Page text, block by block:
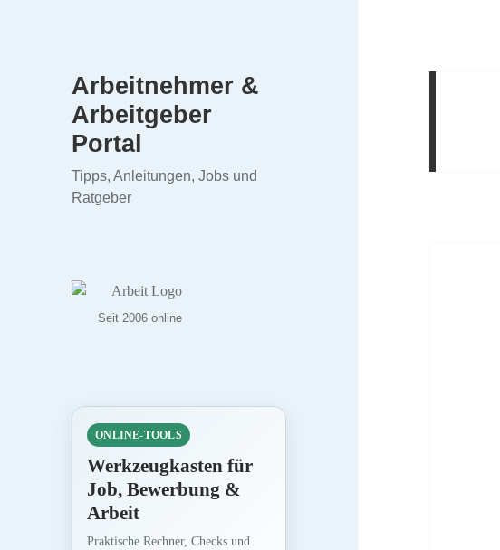
Arbeitnehmer &
Arbeitgeber
Portal
Tipps, Anleitungen, Jobs und
Ratgeber
Seit 2006 online
ONLINE-TOOLS
Werkzeugkasten für
Job, Bewerbung &
Arbeit
Praktische Rechner, Checks und